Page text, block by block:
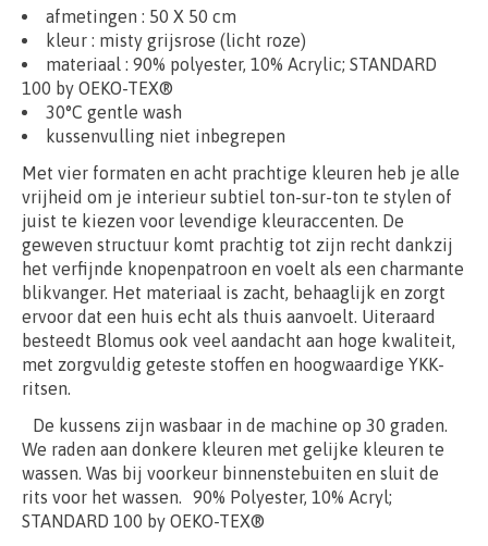
afmetingen : 50 X 50 cm
kleur : misty grijsrose (licht roze)
materiaal : 90% polyester, 10% Acrylic; STANDARD
100 by OEKO-TEX®
30°C gentle wash
kussenvulling niet inbegrepen
Met vier formaten en acht prachtige kleuren heb je alle
vrijheid om je interieur subtiel ton-sur-ton te stylen of
juist te kiezen voor levendige kleuraccenten. De
geweven structuur komt prachtig tot zijn recht dankzij
het verfijnde knopenpatroon en voelt als een charmante
blikvanger. Het materiaal is zacht, behaaglijk en zorgt
ervoor dat een huis echt als thuis aanvoelt. Uiteraard
besteedt Blomus ook veel aandacht aan hoge kwaliteit,
met zorgvuldig geteste stoffen en hoogwaardige YKK-
ritsen.
De kussens zijn wasbaar in de machine op 30 graden.
We raden aan donkere kleuren met gelijke kleuren te
wassen. Was bij voorkeur binnenstebuiten en sluit de
rits voor het wassen. 90% Polyester, 10% Acryl;
STANDARD 100 by OEKO-TEX®